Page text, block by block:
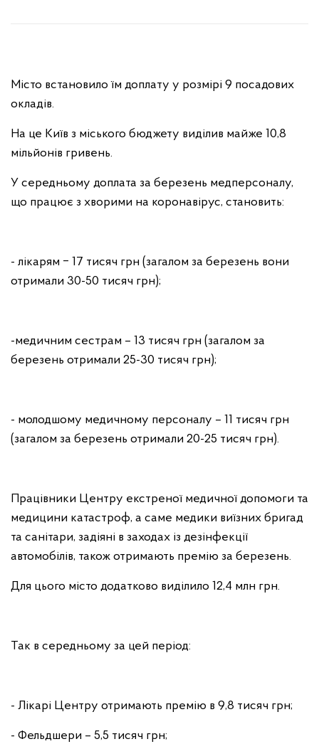
Місто встановило їм доплату у розмірі 9 посадових
окладів.
На це Київ з міського бюджету виділив майже 10,8
мільйонів гривень.
У середньому доплата за березень медперсоналу,
що працює з хворими на коронавірус, становить:
- лікарям ‒ 17 тисяч грн (загалом за березень вони
отримали 30-50 тисяч грн);
-медичним сестрам – 13 тисяч грн (загалом за
березень отримали 25-30 тисяч грн);
- молодшому медичному персоналу – 11 тисяч грн
(загалом за березень отримали 20-25 тисяч грн).
Працівники Центру екстреної медичної допомоги та
медицини катастроф, а саме медики виїзних бригад
та санітари, задіяні в заходах із дезінфекції
автомобілів, також отримають премію за березень.
Для цього місто додатково виділило 12,4 млн грн.
Так в середньому за цей період:
- Лікарі Центру отримають премію в 9,8 тисяч грн;
- Фельдшери – 5,5 тисяч грн;